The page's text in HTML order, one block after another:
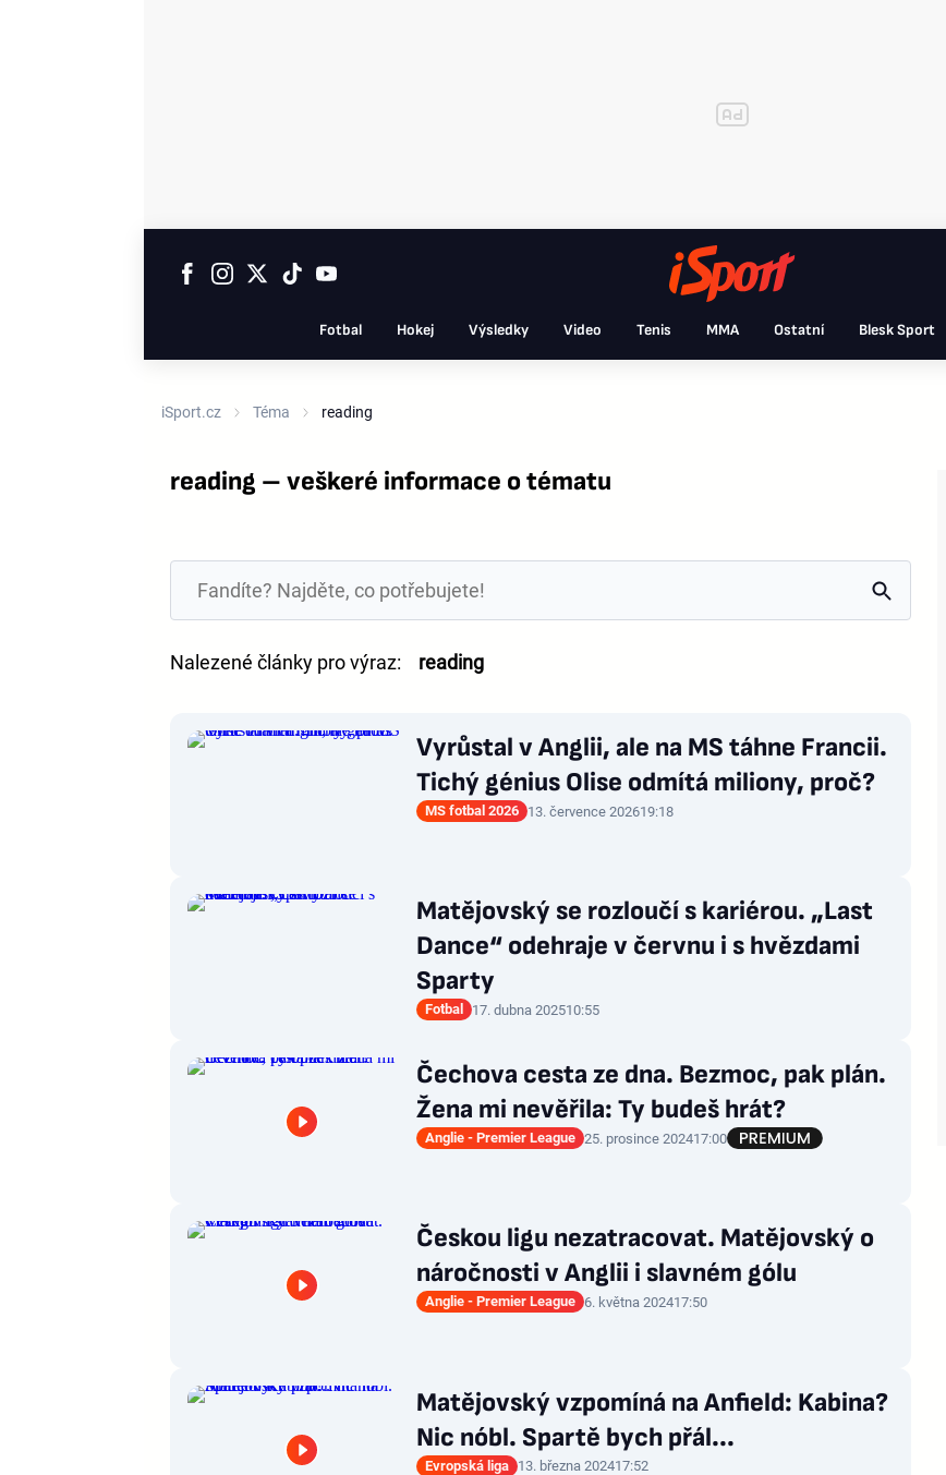
Fotbal Hokej Výsledky Video Tenis MMA Ostatní Blesk Sport
iSport.cz Téma reading
reading – veškeré informace o tématu
Nalezené články pro výraz: reading
Vyrůstal v Anglii, ale na MS táhne Francii.
Tichý génius Olise odmítá miliony, proč?
MS fotbal 2026 13. července 202619:18
Matějovský se rozloučí s kariérou. „Last
Dance“ odehraje v červnu i s hvězdami
Sparty
Fotbal 17. dubna 202510:55
Čechova cesta ze dna. Bezmoc, pak plán.
Žena mi nevěřila: Ty budeš hrát?
Anglie - Premier League 25. prosince 202417:00
Českou ligu nezatracovat. Matějovský o
náročnosti v Anglii i slavném gólu
Anglie - Premier League 6. května 202417:50
Matějovský vzpomíná na Anfield: Kabina?
Nic nóbl. Spartě bych přál...
Evropská liga 13. března 202417:52